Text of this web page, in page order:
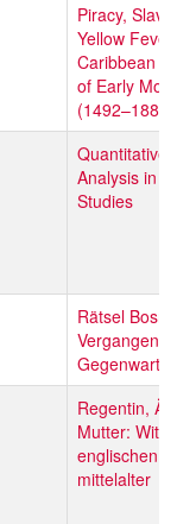
Piracy,
Yellow
Caribbean
of Early
(1492–1886)
Quantitative
Analysis in
Studies
Rätsel
Gegenwart
Regentin,
Mutter:
englischen
mittelalter